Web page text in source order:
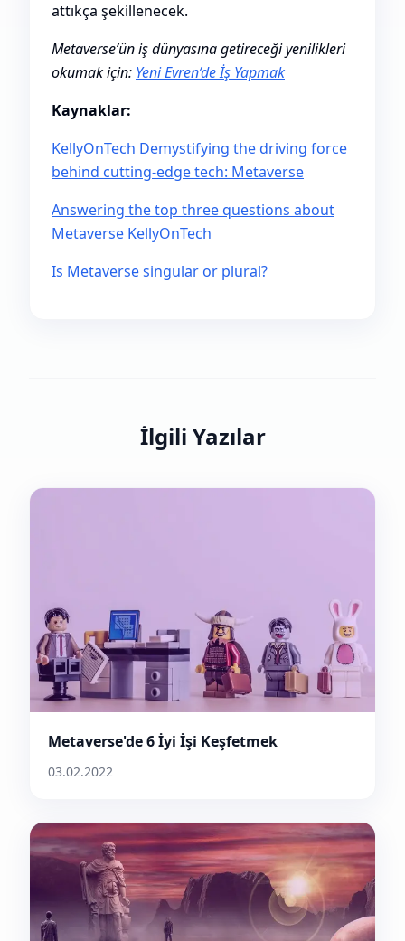
attıkça şekillenecek.
Metaverse’ün iş dünyasına getireceği yenilikleri
okumak için: Yeni Evren’de İş Yapmak
Kaynaklar:
KellyOnTech Demystifying the driving force
behind cutting-edge tech: Metaverse
Answering the top three questions about
Metaverse KellyOnTech
Is Metaverse singular or plural?
İlgili Yazılar
Metaverse'de 6 İyi İşi Keşfetmek
03.02.2022